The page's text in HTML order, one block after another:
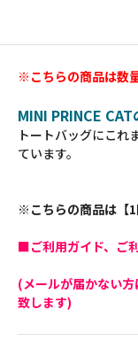
※こちらの商品は数
MINI PRINCE
トートバッグにこれ
ています。
※こちらの商品は【
■ご利用ガイド、ご
(メールが届かない
致します)